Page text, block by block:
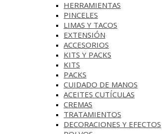
HERRAMIENTAS
PINCELES
LIMAS Y TACOS
EXTENSIÓN
ACCESORIOS
KITS Y PACKS
KITS
PACKS
CUIDADO DE MANOS
ACEITES CUTÍCULAS
CREMAS
TRATAMIENTOS
DECORACIONES Y EFECTOS